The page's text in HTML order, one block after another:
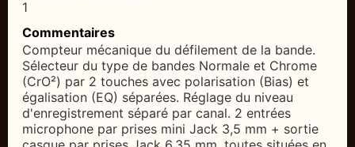
1
Commentaires
Compteur mécanique du défilement de la bande.
Sélecteur du type de bandes Normale et Chrome
(CrO²) par 2 touches avec polarisation (Bias) et
égalisation (EQ) séparées. Réglage du niveau
d'enregistrement séparé par canal. 2 entrées
microphone par prises mini Jack 3,5 mm + sortie